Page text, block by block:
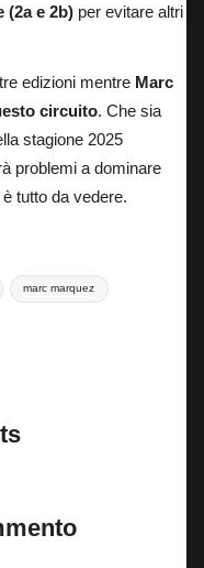
(2a e 2b) per evitare altri
edizioni mentre Marc
circuito. Che sia
stagione 2025
problemi a dominare
tutto da vedere.
marc marquez